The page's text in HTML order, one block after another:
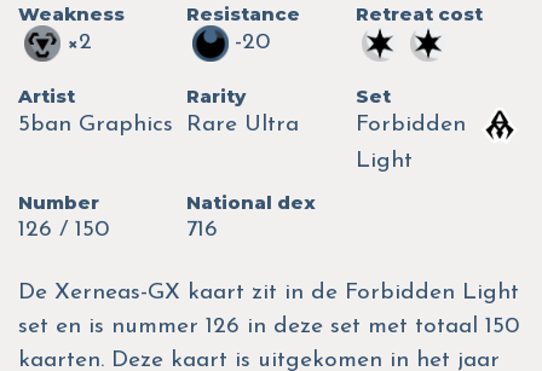
Weakness
×2
Resistance
-20
Retreat cost
Artist
5ban Graphics
Rarity
Rare Ultra
Set
Forbidden
Light
Number
126 / 150
National dex
716
De Xerneas-GX kaart zit in de Forbidden Light
set en is nummer 126 in deze set met totaal 150
kaarten. Deze kaart is uitgekomen in het jaar